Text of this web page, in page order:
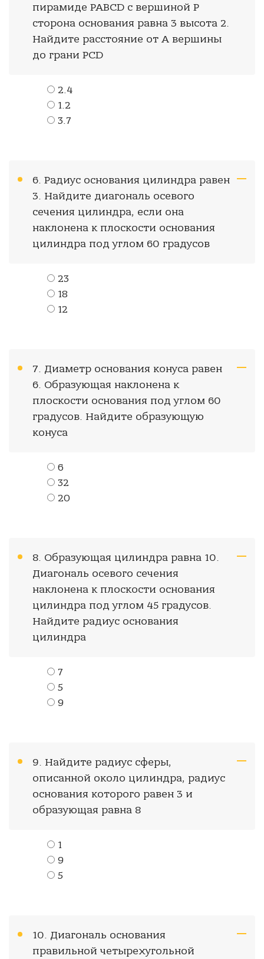
пирамиде PABCD с вершиной P
сторона основания равна 3 высота 2.
Найдите расстояние от A вершины
до грани PCD
2.4
1.2
3.7
6. Радиус основания цилиндра равен
3. Найдите диагональ осевого
сечения цилиндра, если она
наклонена к плоскости основания
цилиндра под углом 60 градусов
23
18
12
7. Диаметр основания конуса равен
6. Образующая наклонена к
плоскости основания под углом 60
градусов. Найдите образующую
конуса
6
32
20
8. Образующая цилиндра равна 10.
Диагональ осевого сечения
наклонена к плоскости основания
цилиндра под углом 45 градусов.
Найдите радиус основания
цилиндра
7
5
9
9. Найдите радиус сферы,
описанной около цилиндра, радиус
основания которого равен 3 и
образующая равна 8
1
9
5
10. Диагональ основания
правильной четырехугольной